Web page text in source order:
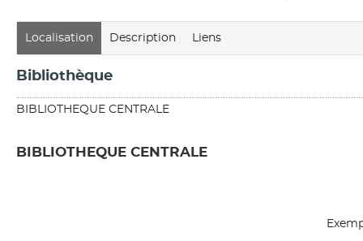
Localisation Description Liens
Bibliothèque
BIBLIOTHEQUE CENTRALE
BIBLIOTHEQUE CENTRALE